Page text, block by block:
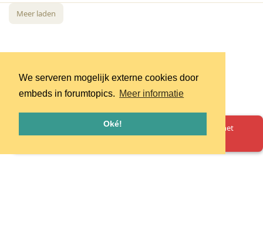
We serveren mogelijk externe cookies door
embeds in forumtopics. Meer informatie
Oké!
Meer laden
Oeps! Er is iets misgegaan. Herlaad de pagina en probeer het
opnieuw.